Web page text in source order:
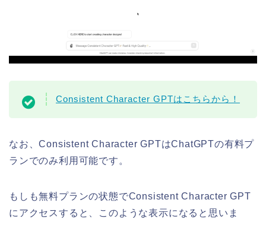
Consistent Character GPTはこちらから！
なお、Consistent Character GPTはChatGPTの有料プ
ランでのみ利用可能です。
もしも無料プランの状態でConsistent Character GPT
にアクセスすると、このような表示になると思いま